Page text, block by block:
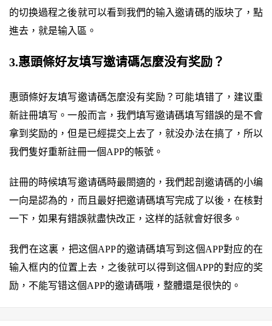
的切换過程之後就可以看到我們的输入邀请碼的版块了，點
進去，就是输入區。
3.惠頭條好友填写邀请碼怎麼没有奖励？
惠頭條好友填写邀请碼怎麼没有奖励？可能填错了，建议重
新註冊填写。一般而言，我們填写邀请碼填写錯誤的是不會
拿到奖励的，但是已經提交上去了，就没办法在搞了，所以
我們隻好重新註冊一個APP的帳號。
註冊的時候填写邀请碼時最閤適的，我們起剖邀请碼的小编
一向是認為的，而且最好把邀请碼填写完成了以後，在核對
一下，如果有錯誤就盡快改正，这样的話就會好很多。
我們在这裏，把这個APP的邀请碼填写到这個APP對应的在
输入框内的位置上去，之後就可以得到这個APP的對应的奖
励，不能写错这個APP的邀请碼哦，整體還是很快的。